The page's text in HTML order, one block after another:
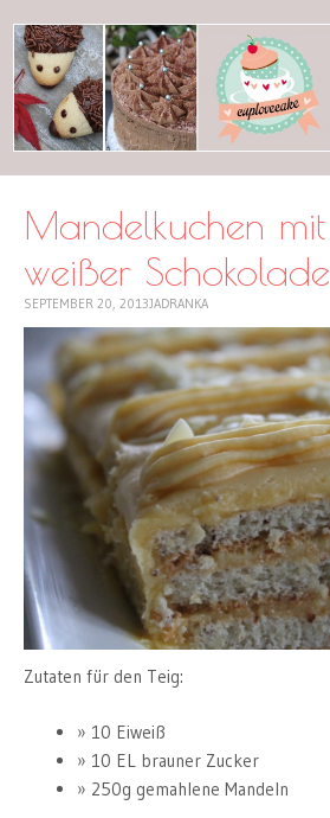
cuplovecake
Mandelkuchen mit
weißer Schokolade
SEPTEMBER 20, 2013JADRANKA
Zutaten für den Teig:
10 Eiweiß
10 EL brauner Zucker
250g gemahlene Mandeln